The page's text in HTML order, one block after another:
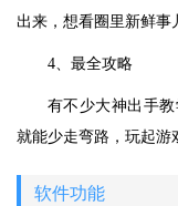
出来，想看圈里新鲜事
4、最全攻略
有不少大神出手
就能少走弯路，玩起游
软件功能